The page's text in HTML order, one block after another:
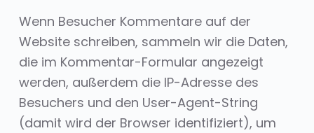
Wenn Besucher Kommentare auf der
Website schreiben, sammeln wir die Daten,
die im Kommentar-Formular angezeigt
werden, außerdem die IP-Adresse des
Besuchers und den User-Agent-String
(damit wird der Browser identifiziert), um